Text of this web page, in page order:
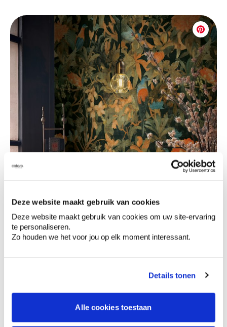
Deze website maakt gebruik van cookies
Deze website maakt gebruik van cookies om uw site-ervaring
te personaliseren.
Zo houden we het voor jou op elk moment interessant.
Details tonen
Alle cookies toestaan